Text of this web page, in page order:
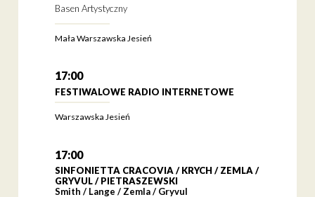
Basen Artystyczny
Mała Warszawska Jesień
17:00
FESTIWALOWE RADIO INTERNETOWE
Warszawska Jesień
17:00
SINFONIETTA CRACOVIA / KRYCH / ZEMLA /
GRYVUL / PIETRASZEWSKI
Smith / Lange / Zemla / Gryvul